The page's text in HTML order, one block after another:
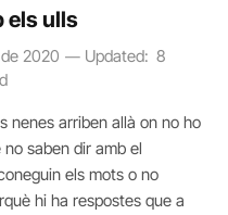
els ulls
2020 Updated: 8
nenes arriben allà on no ho
saben dir amb el
els mots o no
hi ha respostes que a